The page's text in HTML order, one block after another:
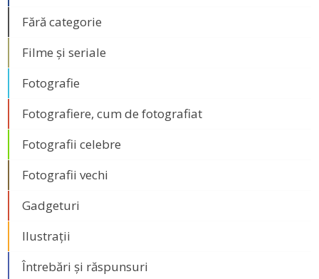
Fără categorie
Filme și seriale
Fotografie
Fotografiere, cum de fotografiat
Fotografii celebre
Fotografii vechi
Gadgeturi
Ilustrații
Întrebări și răspunsuri